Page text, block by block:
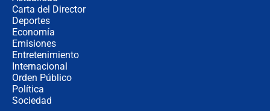
Carta del Director
Deportes
Economía
Emisiones
Entretenimiento
Internacional
Orden Público
Política
Sociedad